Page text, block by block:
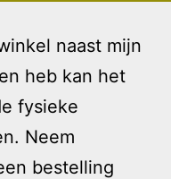
naast mijn
heb kan het
fysieke
Neem
bestelling